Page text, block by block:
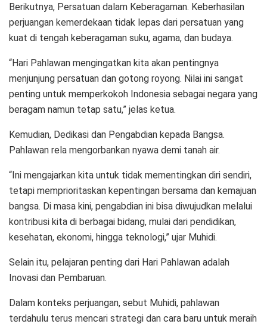
Berikutnya, Persatuan dalam Keberagaman. Keberhasilan
perjuangan kemerdekaan tidak lepas dari persatuan yang
kuat di tengah keberagaman suku, agama, dan budaya.
“Hari Pahlawan mengingatkan kita akan pentingnya
menjunjung persatuan dan gotong royong. Nilai ini sangat
penting untuk memperkokoh Indonesia sebagai negara yang
beragam namun tetap satu,” jelas ketua.
Kemudian, Dedikasi dan Pengabdian kepada Bangsa.
Pahlawan rela mengorbankan nyawa demi tanah air.
“Ini mengajarkan kita untuk tidak mementingkan diri sendiri,
tetapi memprioritaskan kepentingan bersama dan kemajuan
bangsa. Di masa kini, pengabdian ini bisa diwujudkan melalui
kontribusi kita di berbagai bidang, mulai dari pendidikan,
kesehatan, ekonomi, hingga teknologi,” ujar Muhidi.
Selain itu, pelajaran penting dari Hari Pahlawan adalah
Inovasi dan Pembaruan.
Dalam konteks perjuangan, sebut Muhidi, pahlawan
terdahulu terus mencari strategi dan cara baru untuk meraih